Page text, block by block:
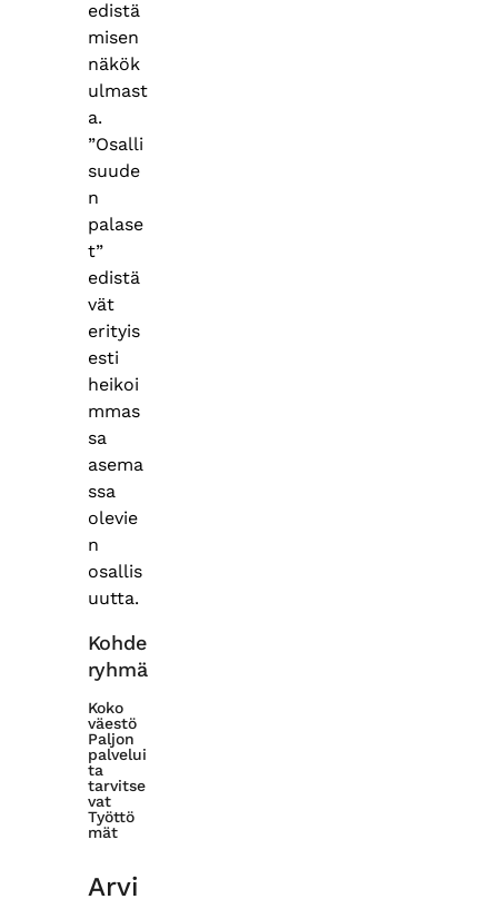
edistä
misen
näkök
ulmast
a.
”Osalli
suude
n
palase
t”
edistä
vät
erityis
esti
heikoi
mmas
sa
asema
ssa
olevie
n
osallis
uutta.
Kohde
ryhmä
Koko
väestö
Paljon
palvelui
ta
tarvitse
vat
Työttö
mät
Arvi